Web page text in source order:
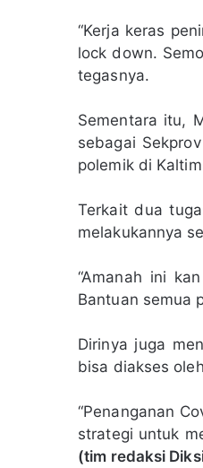
“Kerja keras
lock down.
tegasnya.
Sementara itu,
sebagai
polemik di
Terkait dua
melakukannya
“Amanah ini
Bantuan semua
Dirinya juga
bisa diakses
“Penanganan
strategi untuk
(tim redaksi